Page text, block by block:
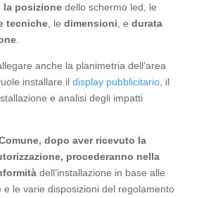
la posizionedello schermo led, le
tecniche, le dimensioni , e durata
.
anche la planimetria dell’area
installare il display pubblicitario, il
e analisi degli impatti
dopo aver ricevuto la
procederanno nella
dell’installazione in base alle
e le varie disposizioni del regolamento